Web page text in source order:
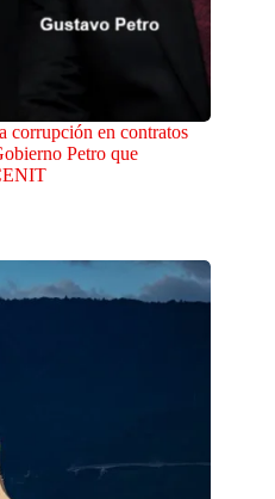
corrupción en contratos
Petro que